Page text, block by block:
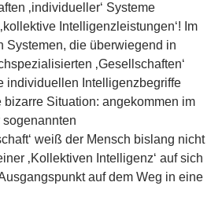
‚individueller‘ Systeme
Intelligenzleistungen‘! Im
Systemen, die überwiegend in
‚Gesellschaften‘
individuellen Intelligenzbegriffe
Situation: angekommen im
sogenannten
weiß der Mensch bislang nicht
‚Kollektiven Intelligenz‘ auf sich
auf dem Weg in eine